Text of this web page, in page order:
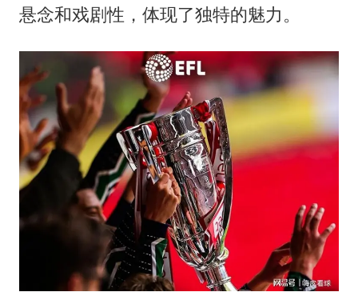
悬念和戏剧性，体现了独特的魅力。